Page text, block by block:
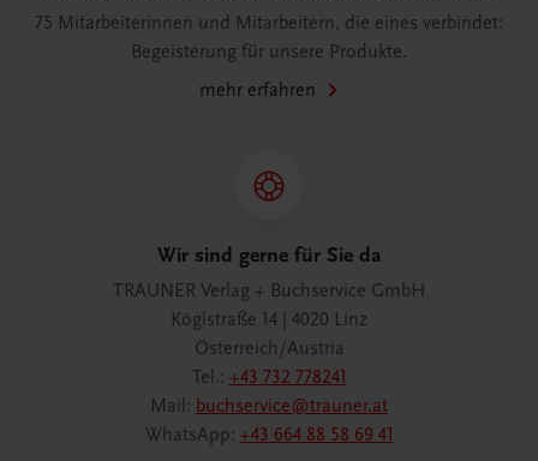
75 Mitarbeiterinnen und Mitarbeitern, die eines verbindet:
Begeisterung für unsere Produkte.
mehr erfahren
Wir sind gerne für Sie da
TRAUNER Verlag + Buchservice GmbH
Köglstraße 14 | 4020 Linz
Österreich/Austria
Tel.: +43 732 778241
Mail: buchservice@trauner.at
WhatsApp: +43 664 88 58 69 41